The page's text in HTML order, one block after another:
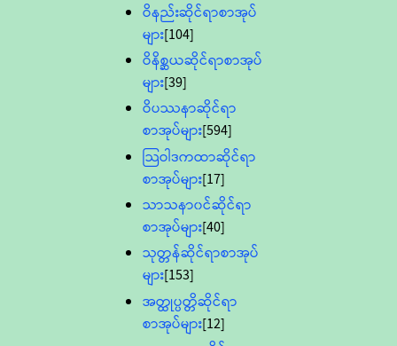
ဝိနည်းဆိုင်ရာစာအုပ်
များ[104]
ဝိနိစ္ဆယဆိုင်ရာစာအုပ်
များ[39]
ဝိပဿနာဆိုင်ရာ
စာအုပ်များ[594]
သြဝါဒကထာဆိုင်ရာ
စာအုပ်များ[17]
သာသနာ၀င်ဆိုင်ရာ
စာအုပ်များ[40]
သုတ္တန်ဆိုင်ရာစာအုပ်
များ[153]
အတ္ထုပ္ပတ္တိဆိုင်ရာ
စာအုပ်များ[12]